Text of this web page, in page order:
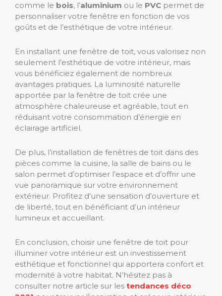
comme le bois, l’aluminium ou le PVC permet de
personnaliser votre fenêtre en fonction de vos
goûts et de l’esthétique de votre intérieur.
En installant une fenêtre de toit, vous valorisez non
seulement l’esthétique de votre intérieur, mais
vous bénéficiez également de nombreux
avantages pratiques. La luminosité naturelle
apportée par la fenêtre de toit crée une
atmosphère chaleureuse et agréable, tout en
réduisant votre consommation d’énergie en
éclairage artificiel.
De plus, l’installation de fenêtres de toit dans des
pièces comme la cuisine, la salle de bains ou le
salon permet d’optimiser l’espace et d’offrir une
vue panoramique sur votre environnement
extérieur. Profitez d’une sensation d’ouverture et
de liberté, tout en bénéficiant d’un intérieur
lumineux et accueillant.
En conclusion, choisir une fenêtre de toit pour
illuminer votre intérieur est un investissement
esthétique et fonctionnel qui apportera confort et
modernité à votre habitat. N’hésitez pas à
consulter notre article sur les tendances déco